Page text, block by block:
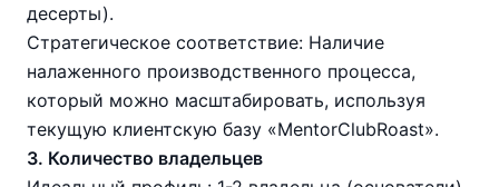
десерты).
Стратегическое соответствие: Наличие
налаженного производственного процесса,
который можно масштабировать, используя
текущую клиентскую базу «MentorClubRoast».
3. Количество владельцев